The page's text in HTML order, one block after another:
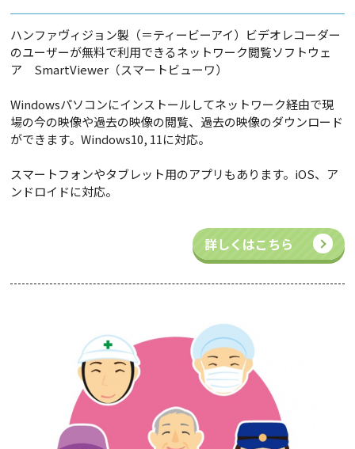
ハンファヴィジョン製（＝ティービーアイ）ビデオレコーダー
のユーザーが無料で利用できるネットワーク閲覧ソフトウェ
ア SmartViewer（スマートビューワ）
Windowsパソコンにインストールしてネットワーク経由で現
場の今の映像や過去の映像の閲覧、過去の映像のダウンロード
ができます。Windows10, 11に対応。
スマートフォンやタブレット用のアプリもあります。iOS、ア
ンドロイドに対応。
詳しくはこちら